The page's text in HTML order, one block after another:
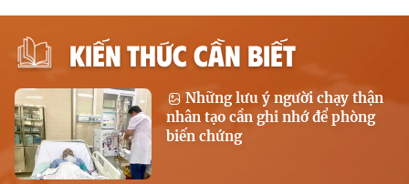
KIẾN THỨC CẦN BIẾT
Những lưu ý người chạy thận
nhân tạo cần ghi nhớ để phòng
biến chứng